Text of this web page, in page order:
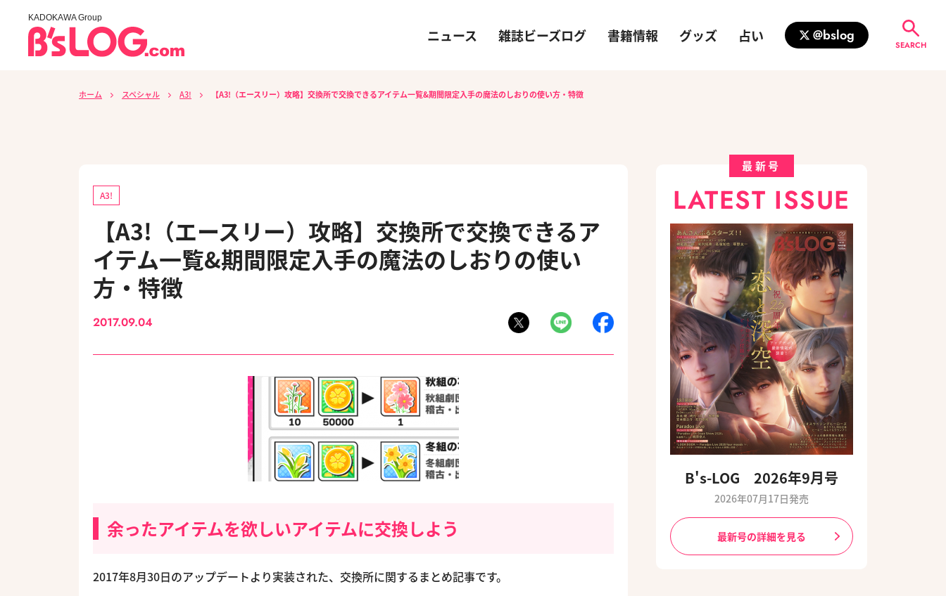
KADOKAWA Group
ニュース 雑誌ビーズログ 書籍情報 グッズ 占い @bslog
SEARCH
ホーム スペシャル A3! 【A3!（エースリー）攻略】交換所で交換できるアイテム一覧&期間限定入手の魔法のしおりの使い方・特徴
A3!
【A3!（エースリー）攻略】交換所で交換できるア
イテム一覧&期間限定入手の魔法のしおりの使い
方・特徴
2017.09.04
余ったアイテムを欲しいアイテムに交換しよう
2017年8月30日のアップデートより実装された、交換所に関するまとめ記事です。
最新号
LATEST ISSUE
B's-LOG 2026年9月号
2026年07月17日発売
最新号の詳細を見る